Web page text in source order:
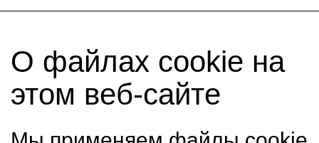
О файлах cookie на
этом веб-сайте